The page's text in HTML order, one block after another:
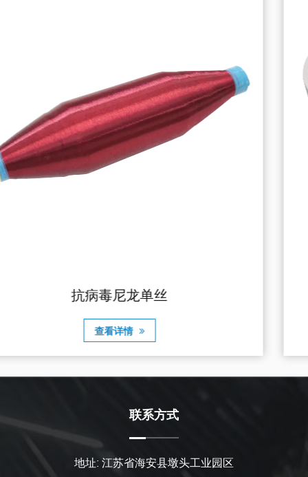
彩色尼龙母丝
查看详情
联系方式
地址: 江苏省海安县墩头工业园区